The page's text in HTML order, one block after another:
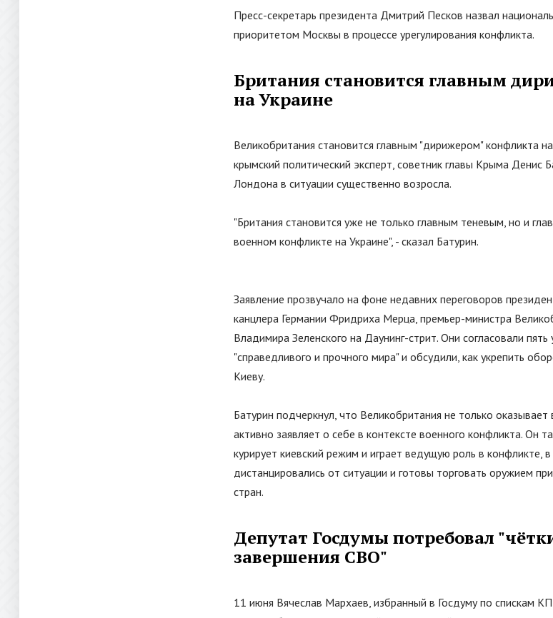
Пресс-секретарь президента Дмитрий Песков назвал
приоритетом Москвы в процессе урегулирования конфликта.
Британия становится главным
на Украине
Великобритания становится главным "дирижером"конфликта
крымский политический эксперт, советник главы Крыма Денис
Лондона в ситуации существенно возросла.
"Британия становится уже не только главным теневым, но и
военном конфликте на Украине", - сказал Батурин.
Заявление прозвучало на фоне недавних переговоров
канцлера Германии Фридриха Мерца, премьер-министра
Владимира Зеленского на Даунинг-стрит. Они согласовали
"справедливого и прочного мира"и обсудили, как укрепить
Киеву.
Батурин подчеркнул, что Великобритания не только
активно заявляет о себе в контексте военного конфликта. Он
курирует киевский режим и играет ведущую роль в конфликте,
дистанцировались от ситуации и готовы торговать оружием
стран.
Депутат Госдумы потребовал "
завершения СВО"
11 июня Вячеслав Мархаев, избранный в Госдуму по спискам